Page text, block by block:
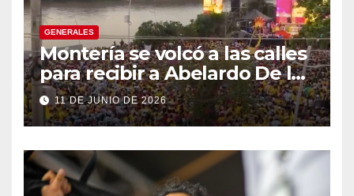
GENERALES
Montería se volcó a las calles
para recibir a Abelardo De la
Espriella
11 DE JUNIO DE 2026